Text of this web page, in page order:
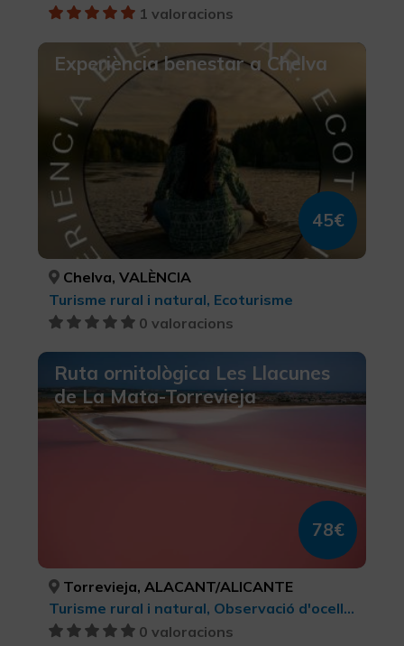
1 valoracions
Experiència benestar a Chelva
45€
Chelva, VALÈNCIA
Turisme rural i natural, Ecoturisme
0 valoracions
Ruta ornitològica Les Llacunes
de La Mata-Torrevieja
78€
Torrevieja, ALACANT/ALICANTE
Turisme rural i natural, Observació d'ocells, Turisme rural, Parcs Naturals, Ecoturisme
0 valoracions